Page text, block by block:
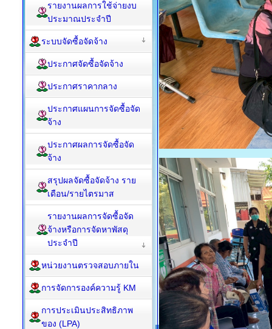
รายงานผลการใช้จ่ายงบ
ประมาณประจำปี
ระบบจัดซื้อจัดจ้าง
ประกาศจัดซื้อจัดจ้าง
ประกาศราคากลาง
ประกาศแผนการจัดซื้อจัด
จ้าง
ประกาศผลการจัดซื้อจัด
จ้าง
สรุปผลจัดซื้อจัดจ้าง ราย
เดือน/รายไตรมาส
รายงานผลการจัดซื้อจัด
จ้างหรือการจัดหาพัสดุ
ประจำปี
หน่วยงานตรวจสอบภายใน
การจัดการองค์ความรู้ KM
การประเมินประสิทธิภาพ
ของ (LPA)